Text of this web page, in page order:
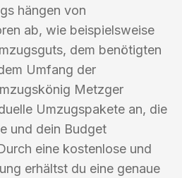
hängen von
ab, wie beispielsweise
dem benötigten
Umfang der
Metzger
Umzugspakete an, die
und dein Budget
eine kostenlose und
erhältst du eine genaue